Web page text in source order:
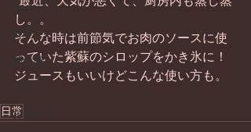
仕込み
料理
畑仕事
お知らせ
し。。
そんな時は前節気でお肉のソースに使
っていた紫蘇のシロップをかき氷に！
ジュースもいいけどこんな使い方も。
日常